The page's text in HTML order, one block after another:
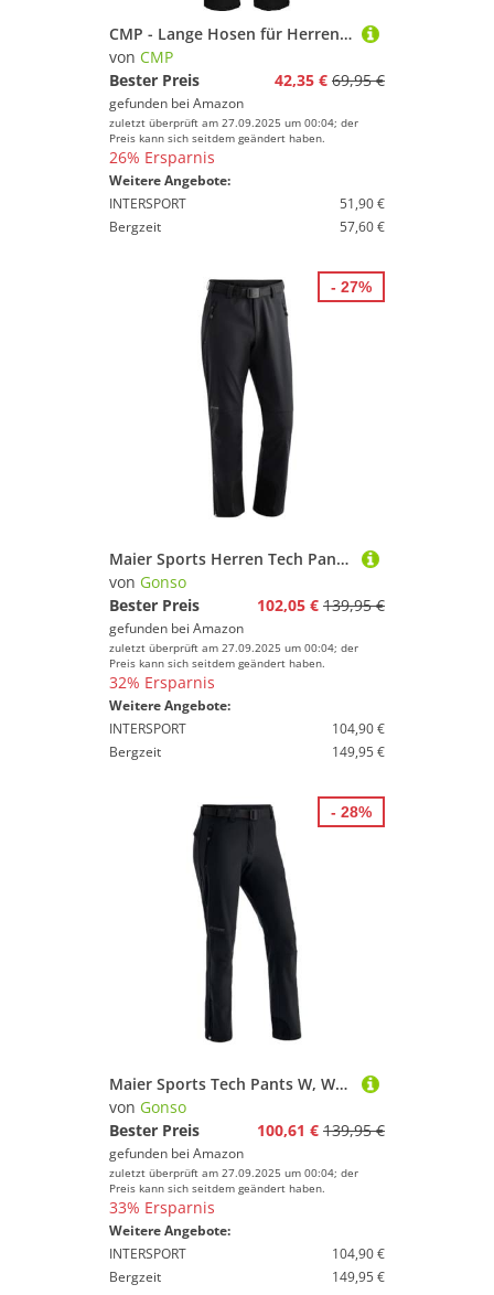
CMP - Lange Hosen für Herren, Schwarz, 56
von CMP
Bester Preis
42,35 € 69,95 €
gefunden bei Amazon
zuletzt überprüft am 27.09.2025 um 00:04; der
Preis kann sich seitdem geändert haben.
26% Ersparnis
Weitere Angebote:
INTERSPORT
51,90 €
Bergzeit
57,60 €
Maier Sports Herren Tech Pants M Outdoorhose, Schwarz, 56 EU
von Gonso
Bester Preis
102,05 € 139,95 €
gefunden bei Amazon
zuletzt überprüft am 27.09.2025 um 00:04; der
Preis kann sich seitdem geändert haben.
32% Ersparnis
Weitere Angebote:
INTERSPORT
104,90 €
Bergzeit
149,95 €
- 27%
Maier Sports Tech Pants W, Warme Damen Wanderhose, Wasserabweisende Softshell-Outdoorhose für Trekking und Hiking, PFC-frei, mSTRETCH pro 2 & stormprotec-Technologie, Schwarz, 21 (W33/L30)
von Gonso
Bester Preis
100,61 € 139,95 €
gefunden bei Amazon
zuletzt überprüft am 27.09.2025 um 00:04; der
Preis kann sich seitdem geändert haben.
33% Ersparnis
Weitere Angebote:
INTERSPORT
104,90 €
Bergzeit
149,95 €
- 28%